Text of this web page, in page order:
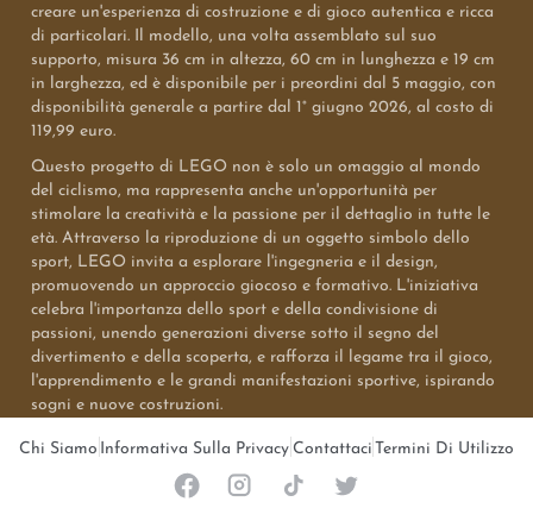
creare un'esperienza di costruzione e di gioco autentica e ricca
di particolari. Il modello, una volta assemblato sul suo
supporto, misura 36 cm in altezza, 60 cm in lunghezza e 19 cm
in larghezza, ed è disponibile per i preordini dal 5 maggio, con
disponibilità generale a partire dal 1° giugno 2026, al costo di
119,99 euro.
Questo progetto di LEGO non è solo un omaggio al mondo
del ciclismo, ma rappresenta anche un'opportunità per
stimolare la creatività e la passione per il dettaglio in tutte le
età. Attraverso la riproduzione di un oggetto simbolo dello
sport, LEGO invita a esplorare l'ingegneria e il design,
promuovendo un approccio giocoso e formativo. L'iniziativa
celebra l'importanza dello sport e della condivisione di
passioni, unendo generazioni diverse sotto il segno del
divertimento e della scoperta, e rafforza il legame tra il gioco,
l'apprendimento e le grandi manifestazioni sportive, ispirando
sogni e nuove costruzioni.
Chi Siamo Informativa Sulla Privacy Contattaci Termini Di Utilizzo